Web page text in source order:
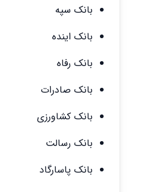
بانک سپه
بانک اینده
بانک رفاه
بانک صادرات
بانک کشاورزی
بانک رسالت
بانک پاسارگاد